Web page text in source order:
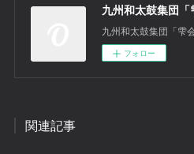
九州和太鼓集団「
九州和太鼓集団「雫
フォロー
関連記事